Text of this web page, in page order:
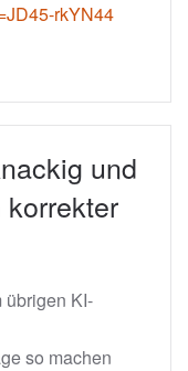
rkYN44
und
übrigen KI-
so machen